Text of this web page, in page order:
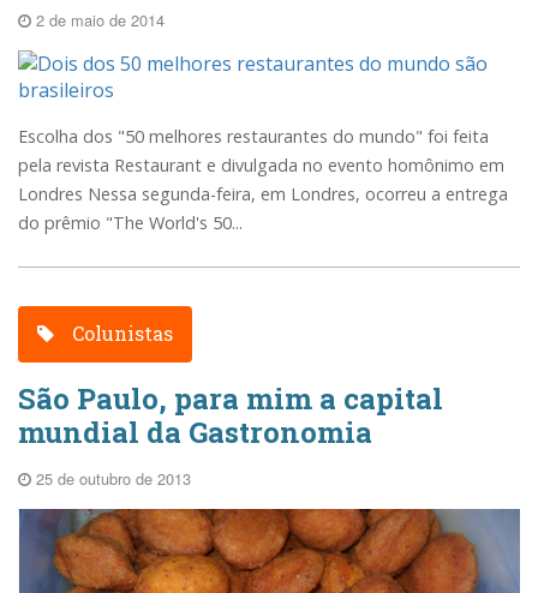
2 de maio de 2014
Escolha dos "50 melhores restaurantes do mundo" foi feita
pela revista Restaurant e divulgada no evento homônimo em
Londres Nessa segunda-feira, em Londres, ocorreu a entrega
do prêmio "The World's 50...
Colunistas
São Paulo, para mim a capital
mundial da Gastronomia
25 de outubro de 2013